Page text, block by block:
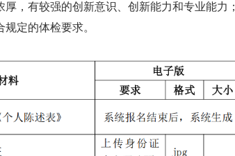
厚，有较强的创新意识、创新能力和专业能力；
定的体检要求。